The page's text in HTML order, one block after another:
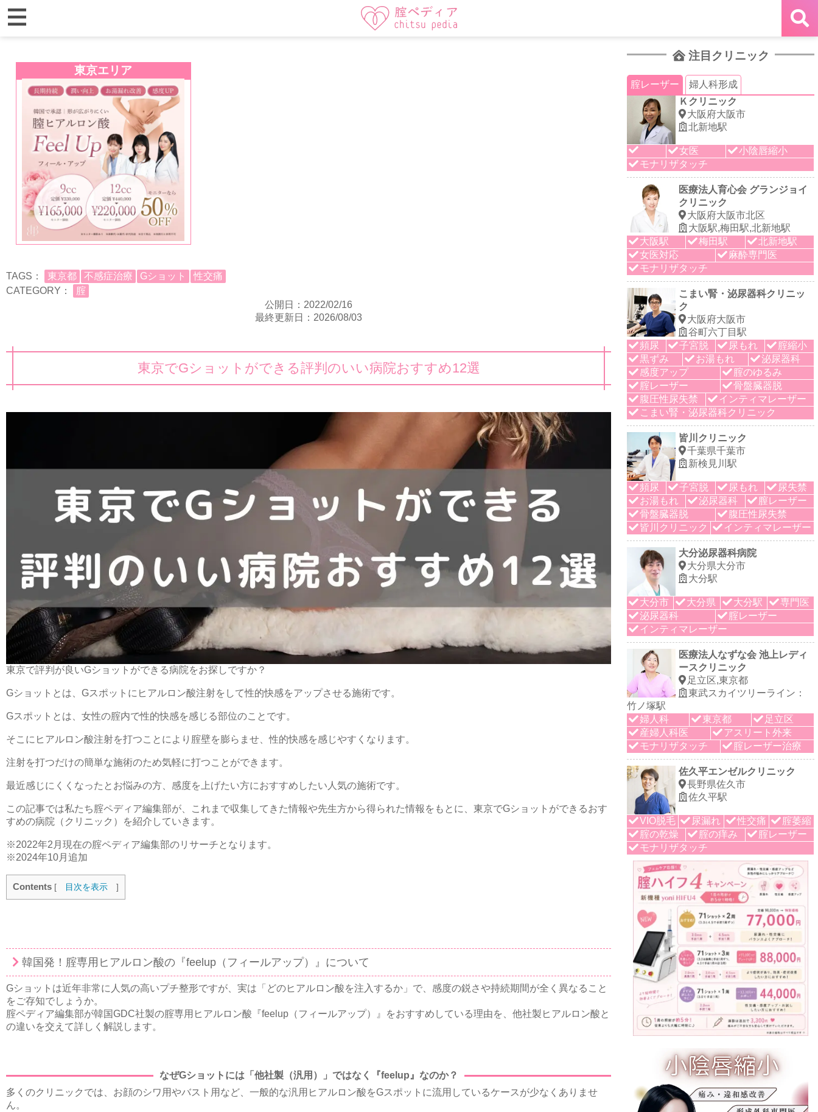
東京エリア
TAGS： 東京都 不感症治療 Gショット
性交痛
CATEGORY：
腟
公開日：2022/02/16
最終更新日：2026/08/03
東京でGショットができる評判のいい病院おすすめ12選
東京で評判が良いGショットができる病院をお探しですか？
Gショットとは、Gスポットにヒアルロン酸注射をして性的快感をアップさせる施術です。
Gスポットとは、女性の腟内で性的快感を感じる部位のことです。
そこにヒアルロン酸注射を打つことにより腟壁を膨らませ、性的快感を感じやすくなります。
注射を打つだけの簡単な施術のため気軽に打つことができます。
最近感じにくくなったとお悩みの方、感度を上げたい方におすすめしたい人気の施術です。
この記事では私たち腟ペディア編集部が、これまで収集してきた情報や先生方から得られた情報をもとに、東京でGショットができるおす
すめの病院（クリニック）を紹介していきます。
※2022年2月現在の腟ペディア編集部のリサーチとなります。
※2024年10月追加
Contents [ 目次を表示 ]
韓国発！腟専用ヒアルロン酸の『feelup（フィールアップ）』について
Gショットは近年非常に人気の高いプチ整形ですが、実は「どのヒアルロン酸を注入するか」で、感度の鋭さや持続期間が全く異なること
をご存知でしょうか。
腟ペディア編集部が韓国GDC社製の腟専用ヒアルロン酸『feelup（フィールアップ）』をおすすめしている理由を、他社製ヒアルロン酸と
の違いを交えて詳しく解説します。
なぜGショットには「他社製（汎用）」ではなく『feelup』なのか？
多くのクリニックでは、お顔のシワ用やバスト用など、一般的な汎用ヒアルロン酸をGスポットに流用しているケースが少なくありませ
ん。
注目クリニック
腟レーザー
婦人科形成
Ｋクリニック
大阪府大阪市
北新地駅
女医
小陰唇縮小
モナリザタッチ
医療法人育心会 グランジョイ
クリニック
大阪府大阪市北区
大阪駅,梅田駅,北新地駅
大阪駅
梅田駅
北新地駅
女医対応
麻酔専門医
モナリザタッチ
こまい腎・泌尿器科クリニッ
ク
大阪府大阪市
谷町六丁目駅
頻尿
子宮脱 尿もれ
腟縮小
黒ずみ
お湯もれ
泌尿器科
感度アップ
腟のゆるみ
腟レーザー
骨盤臓器脱
腹圧性尿失禁
インティマレーザー
こまい腎・泌尿器科クリニック
皆川クリニック
千葉県千葉市
新検見川駅
頻尿 子宮脱 尿もれ
尿失禁
お湯もれ
泌尿器科
膣レーザー
骨盤臓器脱
腹圧性尿失禁
皆川クリニック
インティマレーザー
大分泌尿器科病院
大分県大分市
大分駅
大分市 大分県 大分駅
専門医
泌尿器科
腟レーザー
インティマレーザー
医療法人なずな会 池上レディ
ースクリニック
足立区,東京都
東武スカイツリーライン：
竹ノ塚駅
婦人科
東京都
足立区
産婦人科医
アスリート外来
モナリザタッチ
腟レーザー治療
佐久平エンゼルクリニック
長野県佐久市
佐久平駅
VIO脱毛 尿漏れ 性交痛
腟萎縮
腟の乾燥
腟の痒み
腟レーザー
モナリザタッチ